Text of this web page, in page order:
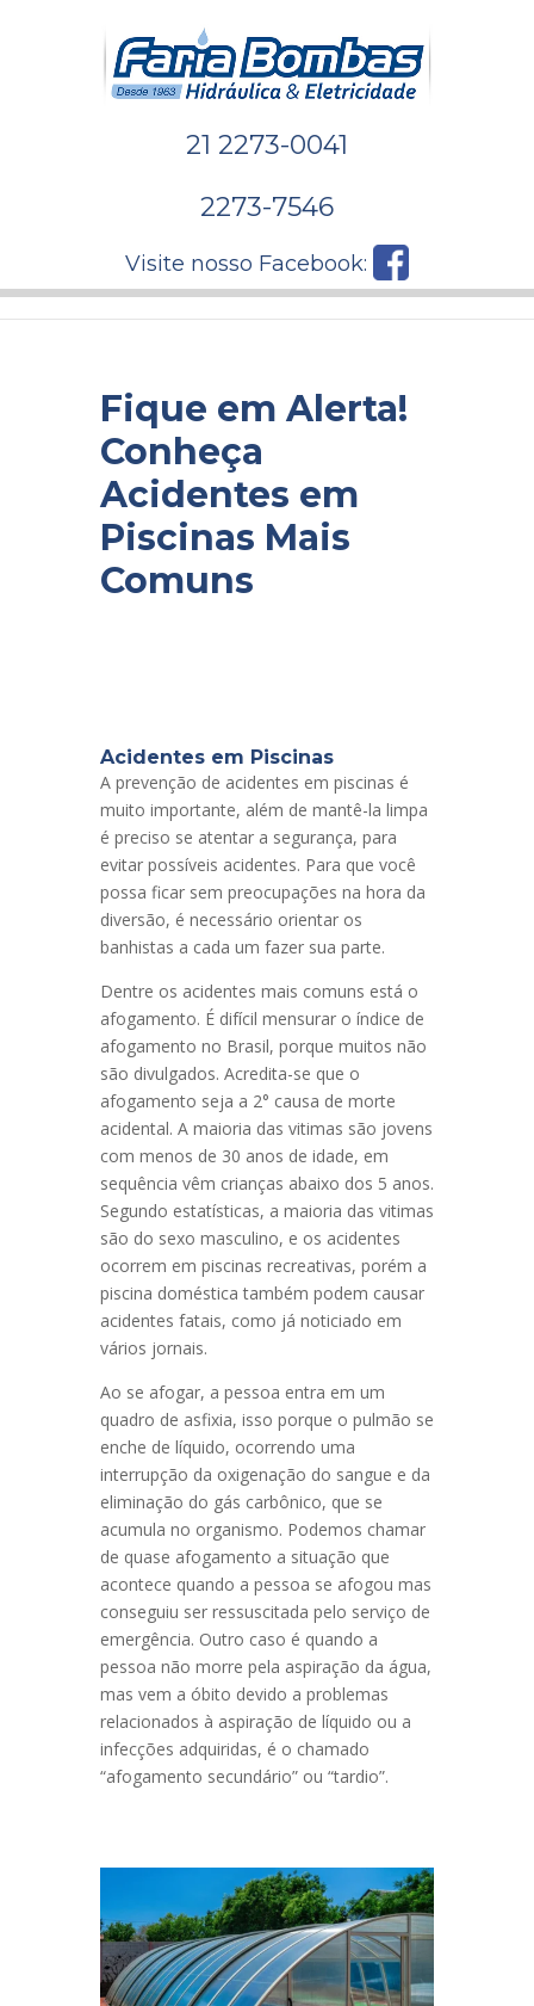
21 2273-0041
2273-7546
Visite nosso Facebook:
Fique em Alerta!
Conheça
Acidentes em
Piscinas Mais
Comuns
Acidentes em Piscinas
A prevenção de acidentes em piscinas é
muito importante, além de mantê-la limpa
é preciso se atentar a segurança, para
evitar possíveis acidentes. Para que você
possa ficar sem preocupações na hora da
diversão, é necessário orientar os
banhistas a cada um fazer sua parte.
Dentre os acidentes mais comuns está o
afogamento. É difícil mensurar o índice de
afogamento no Brasil, porque muitos não
são divulgados. Acredita-se que o
afogamento seja a 2° causa de morte
acidental. A maioria das vitimas são jovens
com menos de 30 anos de idade, em
sequência vêm crianças abaixo dos 5 anos.
Segundo estatísticas, a maioria das vitimas
são do sexo masculino, e os acidentes
ocorrem em piscinas recreativas, porém a
piscina doméstica também podem causar
acidentes fatais, como já noticiado em
vários jornais.
Ao se afogar, a pessoa entra em um
quadro de asfixia, isso porque o pulmão se
enche de líquido, ocorrendo uma
interrupção da oxigenação do sangue e da
eliminação do gás carbônico, que se
acumula no organismo. Podemos chamar
de quase afogamento a situação que
acontece quando a pessoa se afogou mas
conseguiu ser ressuscitada pelo serviço de
emergência. Outro caso é quando a
pessoa não morre pela aspiração da água,
mas vem a óbito devido a problemas
relacionados à aspiração de líquido ou a
infecções adquiridas, é o chamado
“afogamento secundário” ou “tardio”.